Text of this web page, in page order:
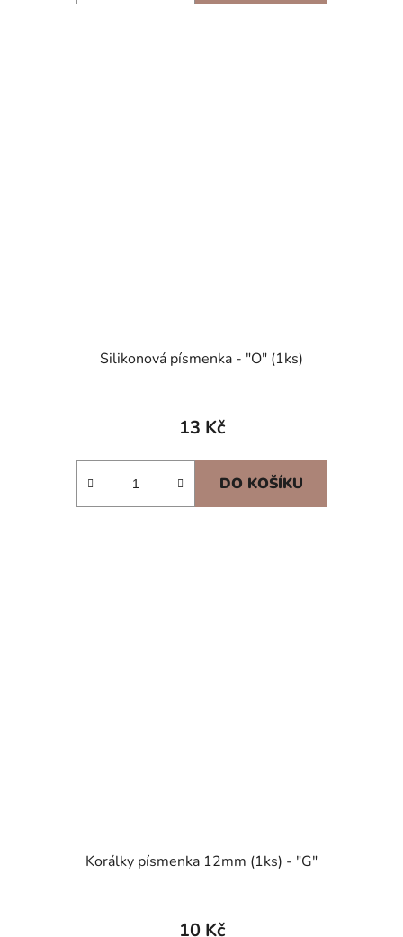
Silikonová písmenka - "O" (1ks)
13 Kč
DO KOŠÍKU
Korálky písmenka 12mm (1ks) - "G"
10 Kč